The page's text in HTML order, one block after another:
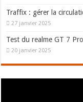
Traffix : gérer la
27 janvier 2025
Test du realme GT 7
20 janvier 2025